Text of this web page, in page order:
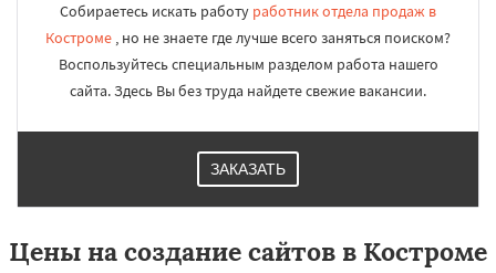
Собираетесь искать работу работник отдела продаж в
Костроме , но не знаете где лучше всего заняться поиском?
Воспользуйтесь специальным разделом работа нашего
сайта. Здесь Вы без труда найдете свежие вакансии.
ЗАКАЗАТЬ
Цены на создание сайтов в Костроме